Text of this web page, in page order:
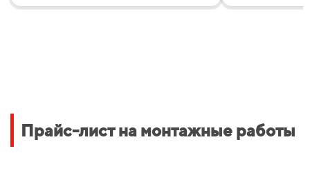
Прайс-лист на монтажные работы